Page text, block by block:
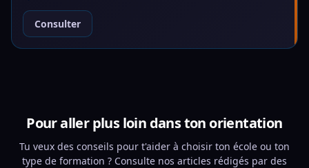
Consulter
Pour aller plus loin dans ton orientation
Tu veux des conseils pour t'aider à choisir ton école ou ton
type de formation ? Consulte nos articles rédigés par des